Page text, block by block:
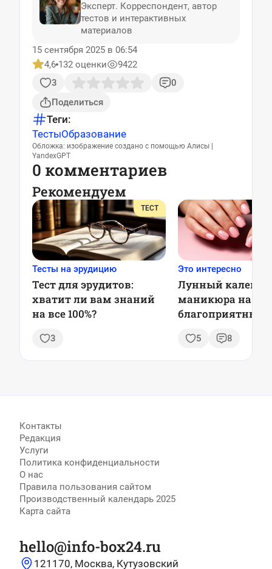
Эксперт. Корреспондент, автор
тестов и интерактивных
материалов
15 сентября 2025 в 06:54
4,6 132 оценки
9422
3
0
Поделиться
Теги:
ТестыОбразование
Обложка: изображение создано с помощью Алисы |
YandexGPT
0 комментариев
Рекомендуем
ТЕСТ
Тесты на эрудицию
Тест для эрудитов:
хватит ли вам знаний
на все 100%?
3
Это интересно
Лунный
маникюра на
благоприятные
тренды
5 8
Контакты
Редакция
Услуги
Политика конфиденциальности
О нас
Правила пользования сайтом
Производственный календарь 2025
Карта сайта
hello@info-box24.ru
121170, Москва, Кутузовский